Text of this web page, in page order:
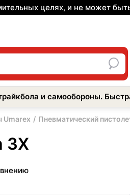
целях, и не может
и самообороны.
Umarex Пневматический
3X